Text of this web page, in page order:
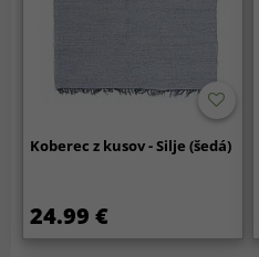
Koberec z kusov - Silje (šedá)
24.99 €